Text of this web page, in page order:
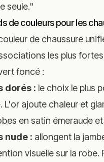
seule."
de couleurs pour les
de chaussure
les plus
foncé :
dorés : le choix le plus
L'or ajoute chaleur et
en satin émeraude
nude : allongent la
visuelle sur la robe.